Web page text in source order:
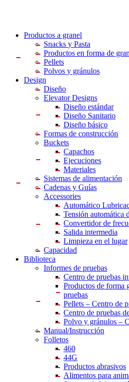
Productos a granel
Snacks y Pasta
Productos en forma de
Pellets
Polvos y gránulos
Design
Diseño
Elevator Designs
Diseño estándar
Diseño Sanitario
Diseño básico
Formas de construcción
Buckets
Capachos
Ejecuciones
Materiales
Sistemas de alimentación
Cadenas y Guías
Accessories
Automático
Tensión automática
Convertidor de
Salida intermedia
Limpieza en el lugar
Capacidad
Biblioteca
Informes de pruebas
Centro de pruebas
Productos de forma
pruebas
Pellets – Centro de
Centro de pruebas
Polvo y gránulos –
Manual/Instrucción
Folletos
460
44G
Productos abrasivos
Alimentos para